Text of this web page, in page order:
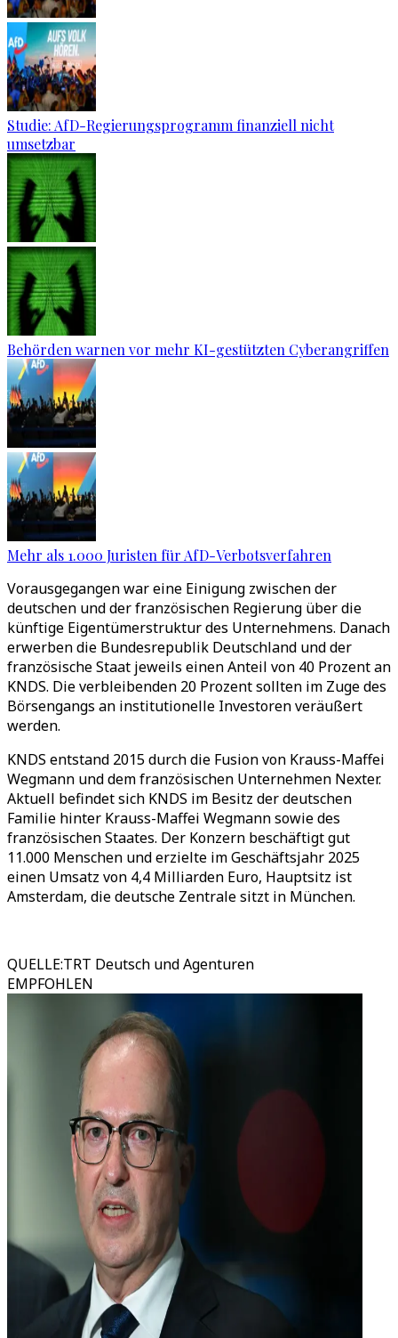
Studie: AfD-Regierungsprogramm finanziell nicht
umsetzbar
Behörden warnen vor mehr KI-gestützten Cyberangriffen
Mehr als 1.000 Juristen für AfD-Verbotsverfahren
Vorausgegangen war eine Einigung zwischen der
deutschen und der französischen Regierung über die
künftige Eigentümerstruktur des Unternehmens. Danach
erwerben die Bundesrepublik Deutschland und der
französische Staat jeweils einen Anteil von 40 Prozent an
KNDS. Die verbleibenden 20 Prozent sollten im Zuge des
Börsengangs an institutionelle Investoren veräußert
werden.
KNDS entstand 2015 durch die Fusion von Krauss-Maffei
Wegmann und dem französischen Unternehmen Nexter.
Aktuell befindet sich KNDS im Besitz der deutschen
Familie hinter Krauss-Maffei Wegmann sowie des
französischen Staates. Der Konzern beschäftigt gut
11.000 Menschen und erzielte im Geschäftsjahr 2025
einen Umsatz von 4,4 Milliarden Euro, Hauptsitz ist
Amsterdam, die deutsche Zentrale sitzt in München.
QUELLE:TRT Deutsch und Agenturen
EMPFOHLEN